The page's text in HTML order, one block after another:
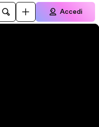
Accedi